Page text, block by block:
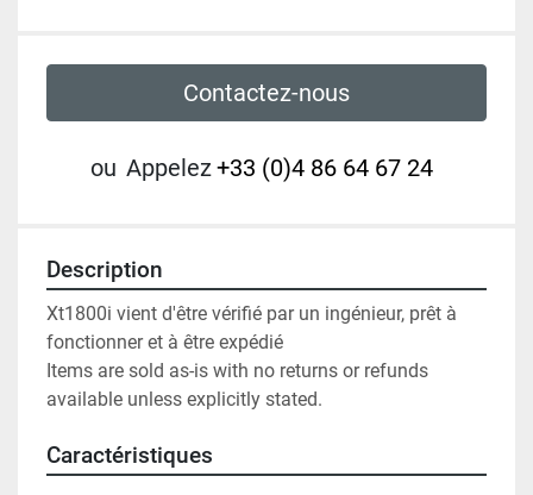
Contactez-nous
ou Appelez+33 (0)4 86 64 67 24
Description
Xt1800i vient d'être vérifié par un ingénieur, prêt à
fonctionner et à être expédié
Items are sold as-is with no returns or refunds
available unless explicitly stated.
Caractéristiques